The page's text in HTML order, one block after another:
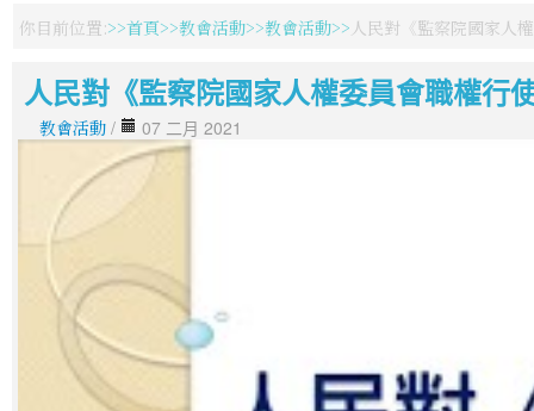
你目前位置: 首頁 教會活動 教會活動 人民對《監察院國家人
人民對《監察院國家人權委員會職權行
教會活動 / 07 二月 2021